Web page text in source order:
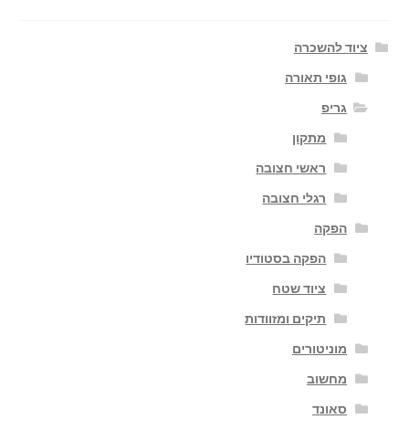
ציוד להשכרה
גופי תאורה
גריפ
מתקון
ראשי חצובה
רגלי חצובה
הפקה
הפקה בסטודיו
ציוד שטח
תיקים ומזוודות
מוניטורים
מחשוב
סאונד